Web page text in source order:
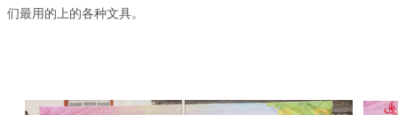
们最用的上的各种文具。